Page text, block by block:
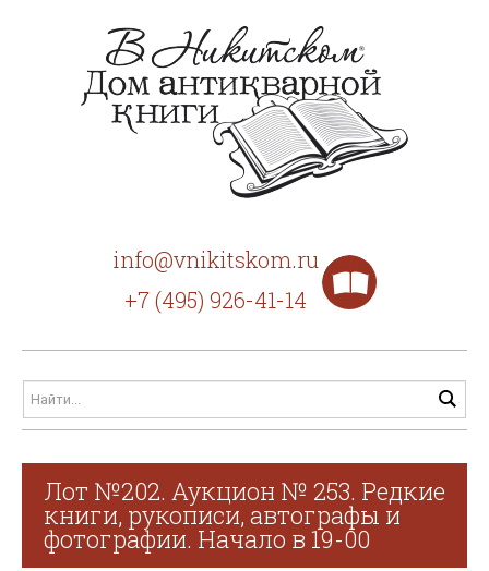
info@vnikitskom.ru
+7 (495) 926-41-14
Лот №202. Аукцион № 253. Редкие
книги, рукописи, автографы и
фотографии. Начало в 19-00